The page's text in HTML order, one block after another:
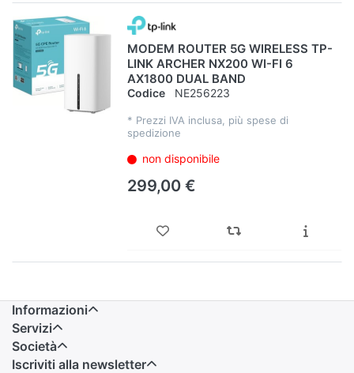
MODEM ROUTER 5G WIRELESS TP-
LINK ARCHER NX200 WI-FI 6
AX1800 DUAL BAND
Codice NE256223
* Prezzi IVA inclusa, più spese di
spedizione
non disponibile
299,00 €
Informazioni
Servizi
Società
Iscriviti alla newsletter